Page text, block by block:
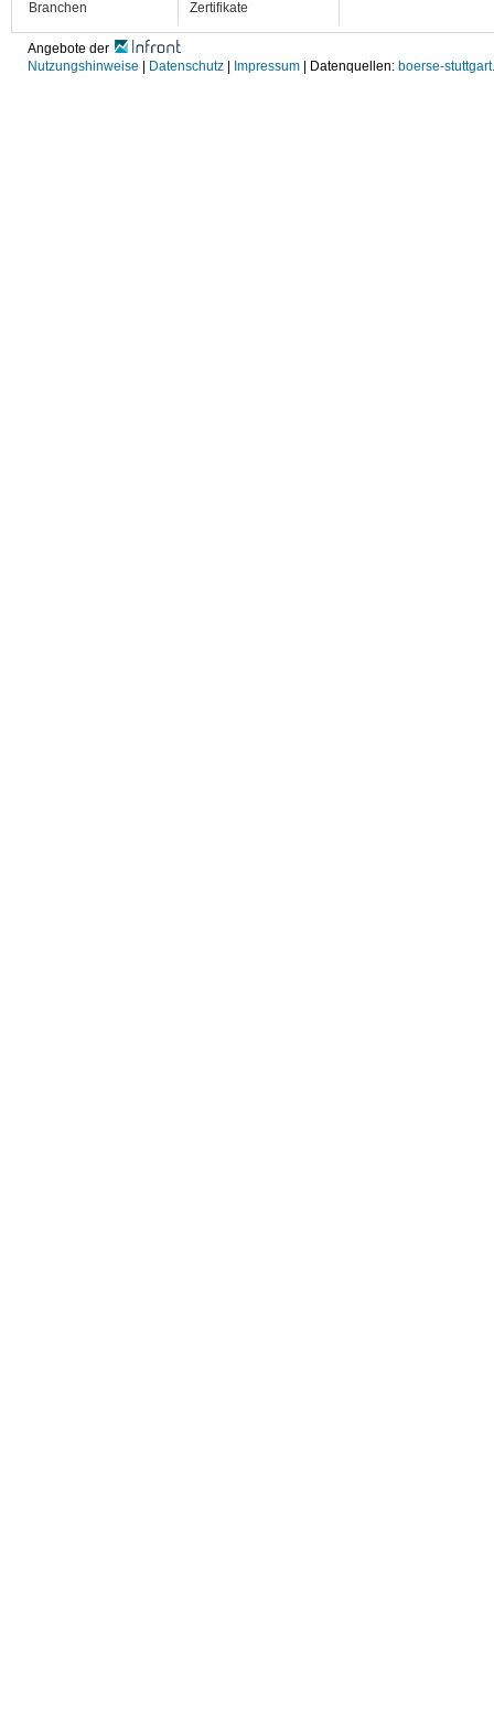
Branchen Zertifikate
Angebote der
Nutzungshinweise
Datenschutz Impressum | Datenquellen: boerse-